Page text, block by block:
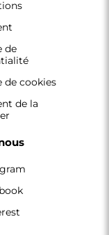
de
de cookies
de la